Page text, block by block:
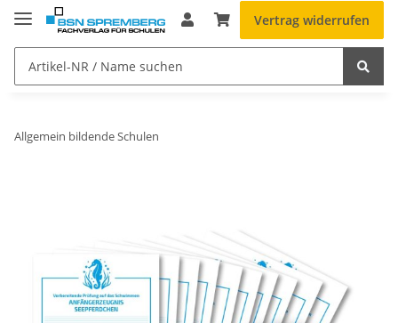
Vertrag widerrufen
Allgemein bildende Schulen